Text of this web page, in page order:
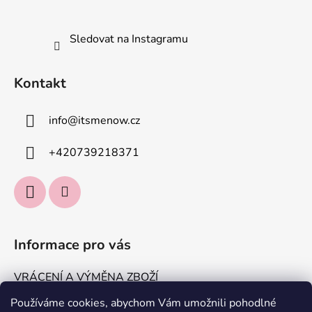
Používáme cookies, abychom Vám umožnili pohodlné
Sledovat na Instagramu
Kontakt
info@itsmenow.cz
+420739218371
Informace pro vás
VRÁCENÍ A VÝMĚNA ZBOŽÍ
DOPRAVA A PLATBA